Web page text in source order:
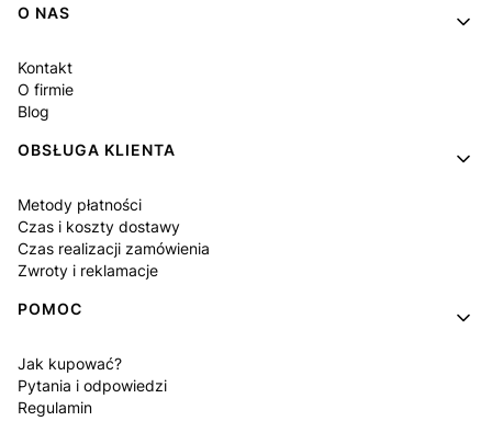
Linki w stopce
O NAS
Kontakt
O firmie
Blog
OBSŁUGA KLIENTA
Metody płatności
Czas i koszty dostawy
Czas realizacji zamówienia
Zwroty i reklamacje
POMOC
Jak kupować?
Pytania i odpowiedzi
Regulamin